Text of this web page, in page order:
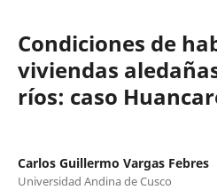
Condiciones de
viviendas
ríos: caso
Carlos Guillermo Vargas Febres
Universidad Andina de Cusco